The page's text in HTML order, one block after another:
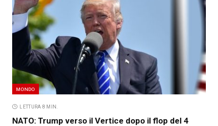
MONDO
LETTURA 8 MIN.
NATO: Trump verso il Vertice dopo il flop del 4